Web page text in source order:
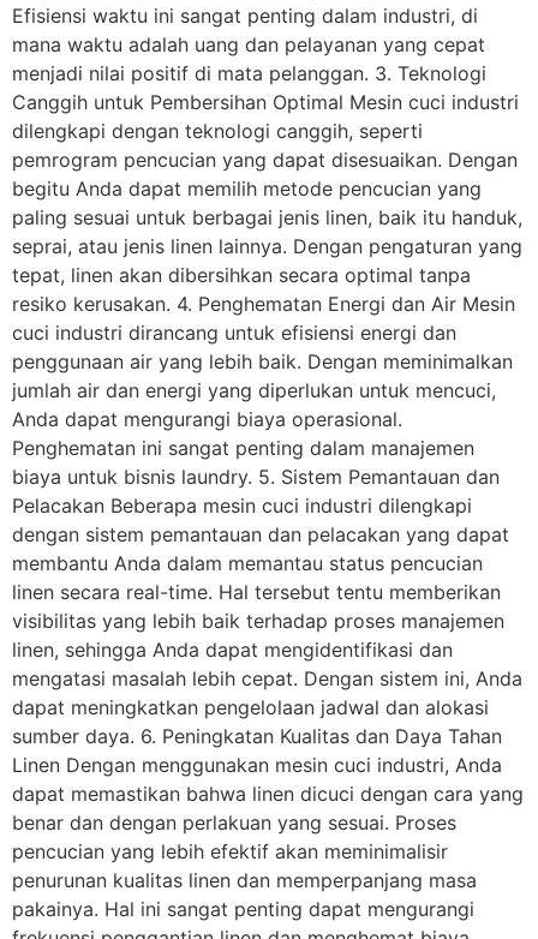
Efisiensi waktu ini sangat penting dalam industri, di
mana waktu adalah uang dan pelayanan yang cepat
menjadi nilai positif di mata pelanggan. 3. Teknologi
Canggih untuk Pembersihan Optimal Mesin cuci industri
dilengkapi dengan teknologi canggih, seperti
pemrogram pencucian yang dapat disesuaikan. Dengan
begitu Anda dapat memilih metode pencucian yang
paling sesuai untuk berbagai jenis linen, baik itu handuk,
seprai, atau jenis linen lainnya. Dengan pengaturan yang
tepat, linen akan dibersihkan secara optimal tanpa
resiko kerusakan. 4. Penghematan Energi dan Air Mesin
cuci industri dirancang untuk efisiensi energi dan
penggunaan air yang lebih baik. Dengan meminimalkan
jumlah air dan energi yang diperlukan untuk mencuci,
Anda dapat mengurangi biaya operasional.
Penghematan ini sangat penting dalam manajemen
biaya untuk bisnis laundry. 5. Sistem Pemantauan dan
Pelacakan Beberapa mesin cuci industri dilengkapi
dengan sistem pemantauan dan pelacakan yang dapat
membantu Anda dalam memantau status pencucian
linen secara real-time. Hal tersebut tentu memberikan
visibilitas yang lebih baik terhadap proses manajemen
linen, sehingga Anda dapat mengidentifikasi dan
mengatasi masalah lebih cepat. Dengan sistem ini, Anda
dapat meningkatkan pengelolaan jadwal dan alokasi
sumber daya. 6. Peningkatan Kualitas dan Daya Tahan
Linen Dengan menggunakan mesin cuci industri, Anda
dapat memastikan bahwa linen dicuci dengan cara yang
benar dan dengan perlakuan yang sesuai. Proses
pencucian yang lebih efektif akan meminimalisir
penurunan kualitas linen dan memperpanjang masa
pakainya. Hal ini sangat penting dapat mengurangi